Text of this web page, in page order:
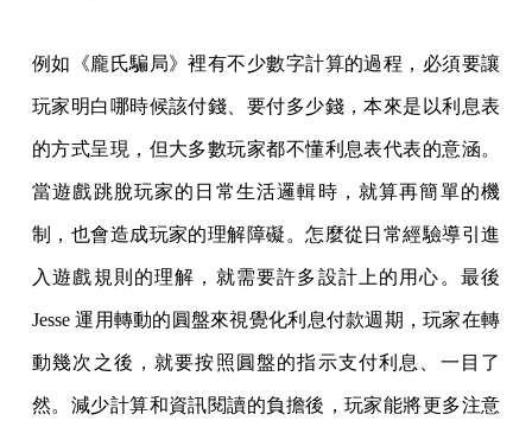
例如《龐氏騙局》裡有不少數字計算的過程，必須要讓
玩家明白哪時候該付錢、要付多少錢，本來是以利息表
的方式呈現，但大多數玩家都不懂利息表代表的意涵。
當遊戲跳脫玩家的日常生活邏輯時，就算再簡單的機
制，也會造成玩家的理解障礙。怎麼從日常經驗導引進
入遊戲規則的理解，就需要許多設計上的用心。最後
Jesse 運用轉動的圓盤來視覺化利息付款週期，玩家在轉
動幾次之後，就要按照圓盤的指示支付利息、一目了
然。減少計算和資訊閱讀的負擔後，玩家能將更多注意